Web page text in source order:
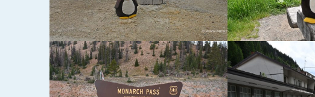
2. AUGUST 2021
RESCHENPASS
20. MAI 2018
GRÖDNER